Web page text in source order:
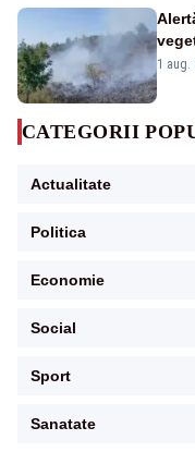
1 aug.
CATEGORII
Actualitate
Politica
Economie
Social
Sport
Sanatate